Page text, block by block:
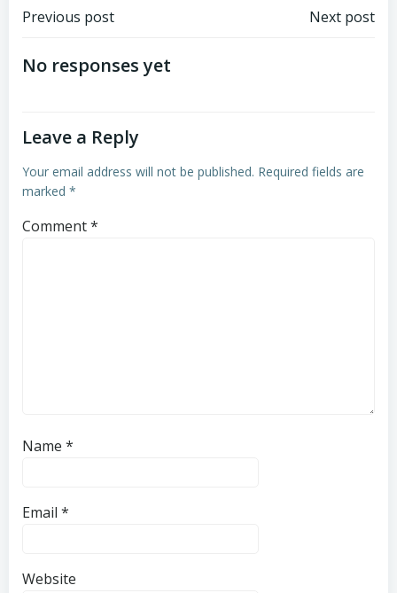
Post
navigation
Previous post Next post
No responses yet
Leave a Reply
Your email address will not be published. Required fields are
marked *
Comment*
Name *
Email *
Website